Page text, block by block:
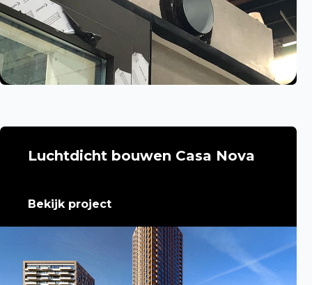
Luchtdicht bouwen Casa Nova
Bekijk project